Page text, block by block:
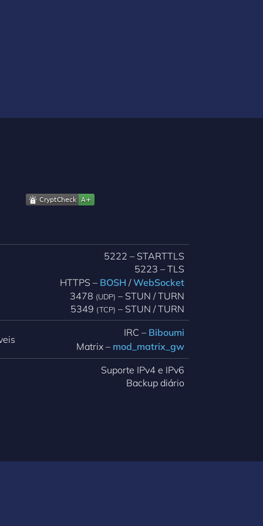
5222 – STARTTLS
5223 – TLS
HTTPS – BOSH /WebSocket
3478 (UDP) – STUN / TURN
5349 (TCP) – STUN / TURN
IRC – Biboumi
Matrix – mod_matrix_gw
Suporte IPv4 e IPv6
Backup diário